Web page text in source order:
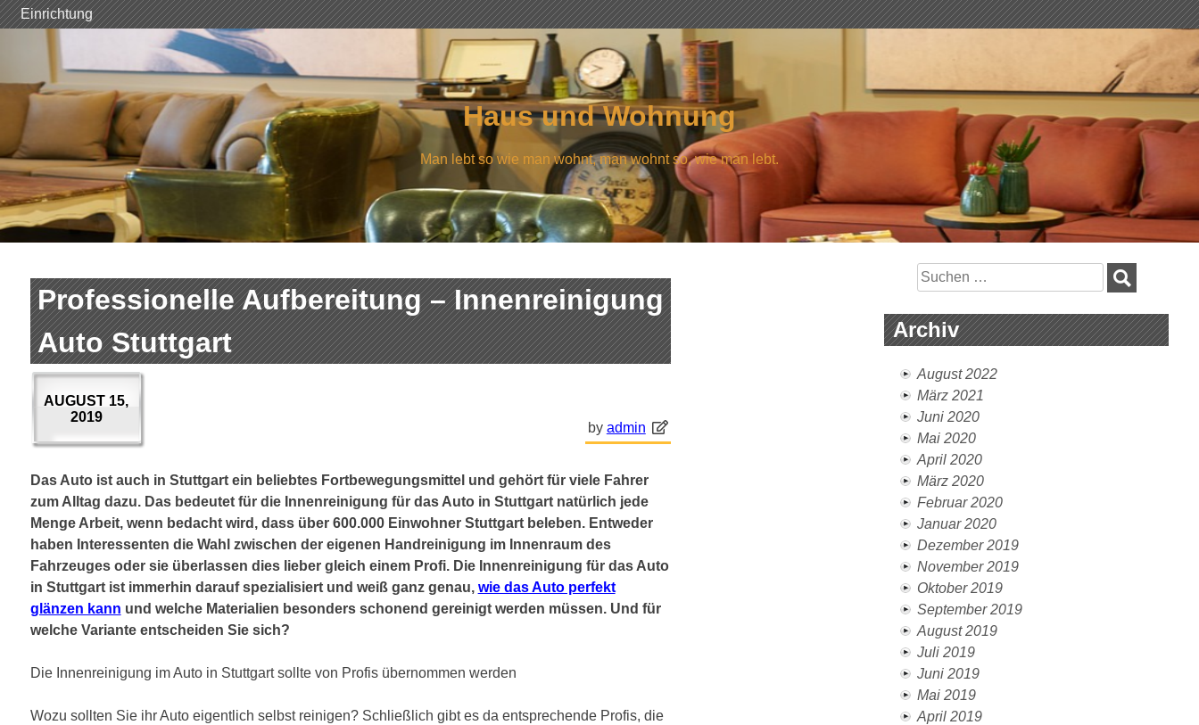
Skip
to
Einrichtung
Haus und Wohnung
Man lebt so wie man wohnt, man wohnt so, wie man lebt.
Professionelle Aufbereitung – Innenreinigung
Auto Stuttgart
AUGUST 15,
2019
by admin
Das Auto ist auch in Stuttgart ein beliebtes Fortbewegungsmittel und gehört für viele Fahrer
zum Alltag dazu. Das bedeutet für die Innenreinigung für das Auto in Stuttgart natürlich jede
Menge Arbeit, wenn bedacht wird, dass über 600.000 Einwohner Stuttgart beleben. Entweder
haben Interessenten die Wahl zwischen der eigenen Handreinigung im Innenraum des
Fahrzeuges oder sie überlassen dies lieber gleich einem Profi. Die Innenreinigung für das Auto
in Stuttgart ist immerhin darauf spezialisiert und weiß ganz genau, wie das Auto perfekt
glänzen kann und welche Materialien besonders schonend gereinigt werden müssen. Und für
welche Variante entscheiden Sie sich?
Die Innenreinigung im Auto in Stuttgart sollte von Profis übernommen werden
Wozu sollten Sie ihr Auto eigentlich selbst reinigen? Schließlich gibt es da entsprechende Profis, die
Suchen
nach:
Archiv
August 2022
März 2021
Juni 2020
Mai 2020
April 2020
März 2020
Februar 2020
Januar 2020
Dezember 2019
November 2019
Oktober 2019
September 2019
August 2019
Juli 2019
Juni 2019
Mai 2019
April 2019